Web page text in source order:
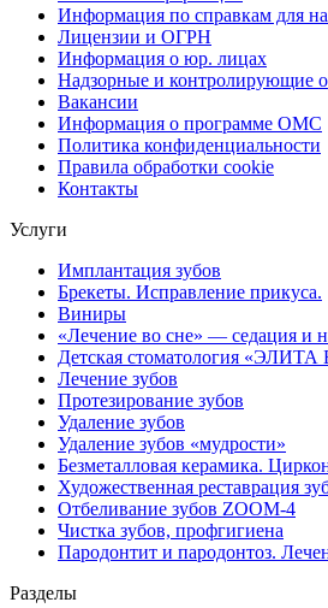
Информация по справкам для
Лицензии и ОГРН
Информация о юр. лицах
Надзорные и контролирующие
Вакансии
Информация о программе ОМС
Политика конфиденциальности
Правила обработки cookie
Контакты
Услуги
Имплантация зубов
Брекеты. Исправление прикуса.
Виниры
«Лечение во сне» — седация и
Детская стоматология
Лечение зубов
Протезирование зубов
Удаление зубов
Удаление зубов «мудрости»
Безметалловая керамика.
Художественная реставрация
Отбеливание зубов ZOOM-4
Чистка зубов, профгигиена
Пародонтит и пародонтоз.
Разделы